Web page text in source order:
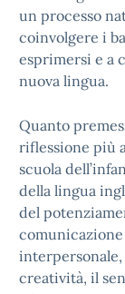
un processo
coinvolgere i
esprimersi e a
nuova lingua.
Quanto
riflessione più
scuola
della lingua
del
interpersonale,
creatività, il